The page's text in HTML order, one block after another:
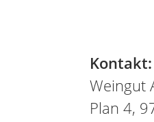
Kontakt:
Weingut
Plan 4,